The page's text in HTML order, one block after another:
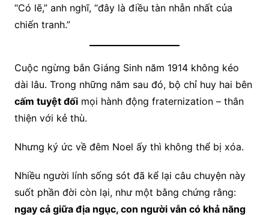
“Có lẽ,” anh nghĩ, “đây là điều tàn nhẫn nhất của
chiến tranh.”
Cuộc ngừng bắn Giáng Sinh năm 1914 không kéo
dài lâu. Trong những năm sau đó, bộ chỉ huy hai bên
cấm tuyệt đốimọi hành động fraternization – thân
thiện với kẻ thù.
Nhưng ký ức về đêm Noel ấy thì không thể bị xóa.
Nhiều người lính sống sót đã kể lại câu chuyện này
suốt phần đời còn lại, như một bằng chứng rằng:
ngay cả giữa địa ngục, con người vẫn có khả năng